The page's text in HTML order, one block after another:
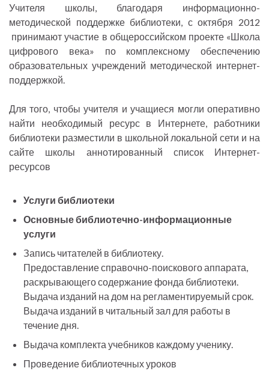
Учителя школы, благодаря информационно-
методической поддержке библиотеки, с октября 2012
принимают участие в общероссийском проекте «Школа
цифрового века» по комплексному обеспечению
образовательных учреждений методической интернет-
поддержкой.
Для того, чтобы учителя и учащиеся могли оперативно
найти необходимый ресурс в Интернете, работники
библиотеки разместили в школьной локальной сети и на
сайте школы аннотированный список Интернет-
ресурсов
Услуги библиотеки
Основные библиотечно-информационные
услуги
Запись читателей в библиотеку.
Предоставление справочно-поискового аппарата,
раскрывающего содержание фонда библиотеки.
Выдача изданий на дом на регламентируемый срок.
Выдача изданий в читальный зал для работы в
течение дня.
Выдача комплекта учебников каждому ученику.
Проведение библиотечных уроков